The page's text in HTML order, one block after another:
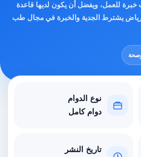
للعمل، ويفضل أن يكون لديها قاعدة
يشترط الجدية والخبرة في مجال طب
نوع الدوام
دوام كامل
تاريخ النشر